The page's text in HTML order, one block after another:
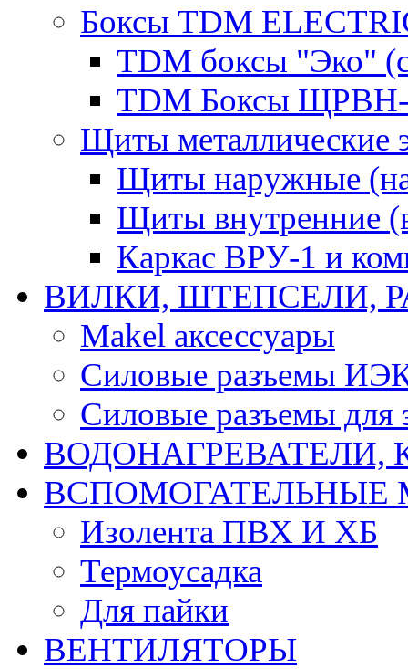
Боксы TDM
TDM боксы "Эко"
TDM Боксы
Щиты металлические
Щиты наружные
Щиты внутренние
Каркас ВРУ-1 и
ВИЛКИ, ШТЕПСЕЛИ,
Makel аксессуары
Силовые разъемы
Силовые разъемы для
ВОДОНАГРЕВАТЕЛИ,
ВСПОМОГАТЕЛЬНЫЕ
Изолента ПВХ И ХБ
Термоусадка
Для пайки
ВЕНТИЛЯТОРЫ